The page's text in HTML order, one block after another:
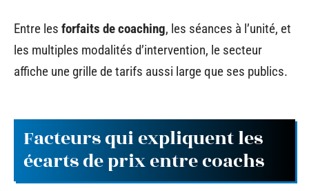
Entre les forfaits de coaching, les séances à l’unité, et
les multiples modalités d’intervention, le secteur
affiche une grille de tarifs aussi large que ses publics.
Facteurs qui expliquent les
écarts de prix entre coachs